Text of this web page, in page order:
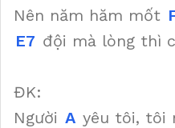
Nên năm hăm mốt
E7 đội mà lòng thì
ĐK:
Người A yêu tôi, tôi